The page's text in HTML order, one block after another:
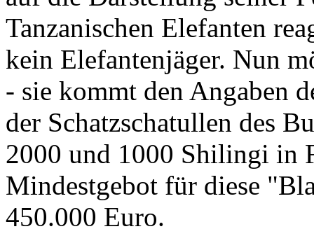
Tanzanischen Elefanten
kein Elefantenjäger. Nun
- sie kommt den Angaben
der Schatzschatullen des
2000 und 1000 Shilingi in
Mindestgebot für diese
450.000 Euro.